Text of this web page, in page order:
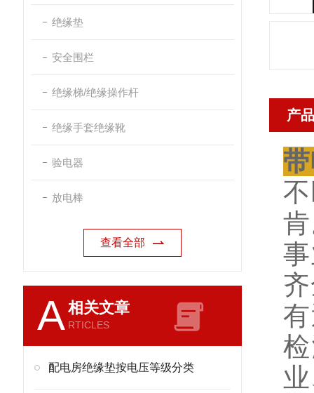
绝缘垫
安全围栏
绝缘梯/绝缘操作杆
绝缘手套绝缘靴
验电器
放电棒
查看全部
A相关文章
RTICLES
配电房绝缘垫按电压等级分类
产